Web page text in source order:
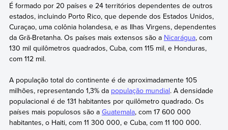
É formado por 20 países e 24 territórios dependentes de outros
estados, incluindo Porto Rico, que depende dos Estados Unidos,
Curaçao, uma colônia holandesa, e as Ilhas Virgens, dependentes
da Grã-Bretanha. Os países mais extensos são a Nicarágua, com
130 mil quilômetros quadrados, Cuba, com 115 mil, e Honduras,
com 112 mil.
A população total do continente é de aproximadamente 105
milhões, representando 1,3% da população mundial. A densidade
populacional é de 131 habitantes por quilômetro quadrado. Os
países mais populosos são a Guatemala, com 17 600 000
habitantes, o Haiti, com 11 300 000, e Cuba, com 11 100 000.